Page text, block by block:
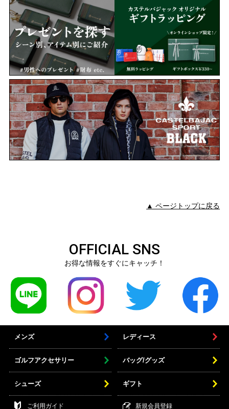
▲ ページトップに戻る
OFFICIAL SNS
お得な情報をすぐにキャッチ！
メンズ レディース
ゴルフアクセサリー バッグ/グッズ
シューズ ギフト
ご利用ガイド 新規会員登録